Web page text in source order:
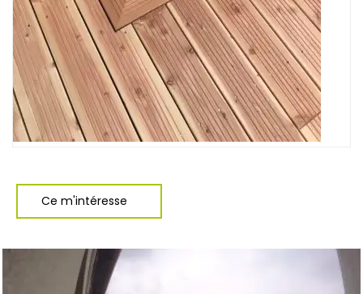
Ce m'intéresse